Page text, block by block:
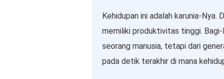
Kehidupan ini adalah karunia-Nya.
memiliki produktivitas tinggi.
seorang manusia, tetapi dari
pada detik terakhir di mana